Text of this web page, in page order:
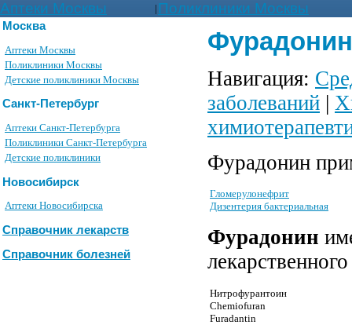
Аптеки Москвы | Поликлиники Москвы
Москва
Аптеки Москвы
Поликлиники Москвы
Детские поликлиники Москвы
Санкт-Петербург
Аптеки Санкт-Петербурга
Поликлиники Санкт-Петербурга
Детские поликлиники
Новосибирск
Аптеки Новосибирска
Справочник лекарств
Справочник болезней
Навигация:
заболеваний |
Фурадонин
Гломерулонефрит
Дизентерия бактериальная
Фурадонин
Нитрофурантоин
Chemiofuran
Furadantin